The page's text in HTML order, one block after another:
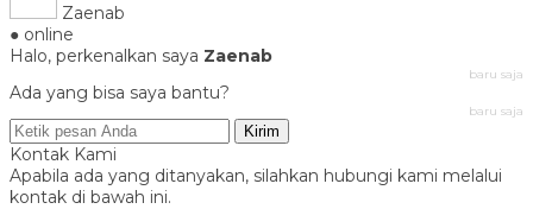
Zaenab
● online
Halo, perkenalkan saya Zaenab
baru saja
Ada yang bisa saya bantu?
baru saja
Kirim
Kontak Kami
Apabila ada yang ditanyakan, silahkan hubungi kami melalui
kontak di bawah ini.